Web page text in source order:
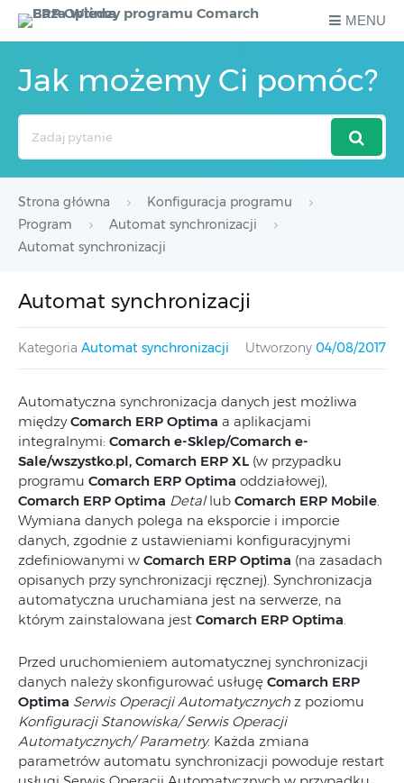
MENU
Jak możemy Ci pomóc?
Strona główna
Konfiguracja programu
Program
Automat synchronizacji
Automat synchronizacji
Automat synchronizacji
Kategoria Automat synchronizacji Utworzony 04/08/2017
Automatyczna synchronizacja danych jest możliwa
międzyComarch ERP Optima a aplikacjami
integralnymi: Comarch e-Sklep/Comarch e-
Sale/wszystko.pl, Comarch ERP XL (w przypadku
programu Comarch ERP Optima oddziałowej),
Comarch ERP Optima Detallub Comarch ERP Mobile.
Wymiana danych polega na eksporcie i imporcie
danych, zgodnie z ustawieniami konfiguracyjnymi
zdefiniowanymi w Comarch ERP Optima (na zasadach
opisanych przy synchronizacji ręcznej). Synchronizacja
automatyczna uruchamiana jest na serwerze, na
którym zainstalowana jest Comarch ERP Optima.
Przed uruchomieniem automatycznej synchronizacji
danych należy skonfigurować usługę Comarch ERP
Optima Serwis Operacji Automatycznych z poziomu
Konfiguracji Stanowiska/ Serwis Operacji
Automatycznych/ Parametry. Każda zmiana
parametrów automatu synchronizacji powoduje restart